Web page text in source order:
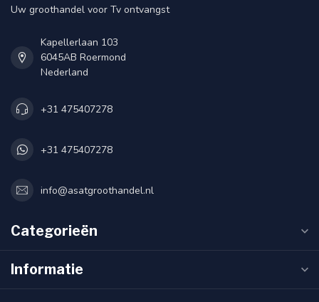
Uw groothandel voor Tv ontvangst
Kapellerlaan 103
6045AB Roermond
Nederland
+31 475407278
+31 475407278
info@asatgroothandel.nl
Categorieën
Informatie